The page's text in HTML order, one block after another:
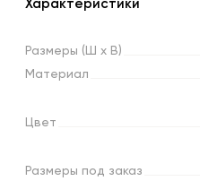
Характеристики
Размеры (Ш х В)
Материал
Цвет
Размеры под заказ